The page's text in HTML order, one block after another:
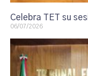
Celebra TET su
06/07/2026